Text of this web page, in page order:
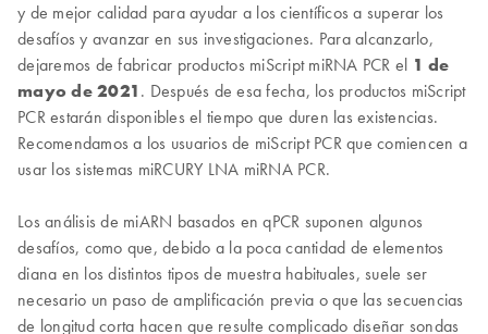
y de mejor calidad para ayudar a los científicos a superar los
desafíos y avanzar en sus investigaciones. Para alcanzarlo,
dejaremos de fabricar productos miScript miRNA PCR el 1 de
mayo de 2021 . Después de esa fecha, los productos miScript
PCR estarán disponibles el tiempo que duren las existencias.
Recomendamos a los usuarios de miScript PCR que comiencen a
usar los sistemas miRCURY LNA miRNA PCR.
Los análisis de miARN basados en qPCR suponen algunos
desafíos, como que, debido a la poca cantidad de elementos
diana en los distintos tipos de muestra habituales, suele ser
necesario un paso de amplificación previa o que las secuencias
de longitud corta hacen que resulte complicado diseñar sondas